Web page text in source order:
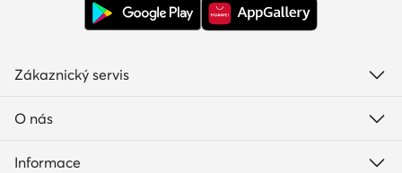
Zákaznický servis
O nás
Informace